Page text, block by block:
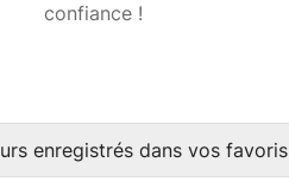
confiance !
enregistrés dans vos favoris